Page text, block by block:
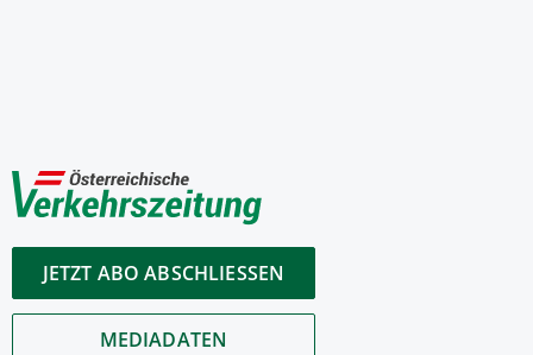
JETZT ABO ABSCHLIESSEN
MEDIADATEN